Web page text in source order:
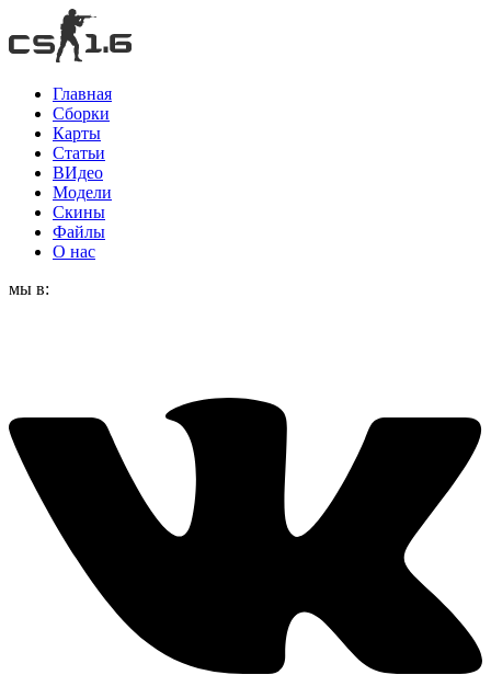
Главная
Сборки
Карты
Статьи
ВИдео
Модели
Скины
Файлы
О нас
мы в: